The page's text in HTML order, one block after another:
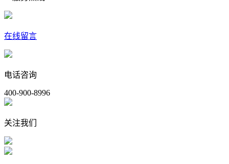
在线留言
电话咨询
400-900-8996
关注我们